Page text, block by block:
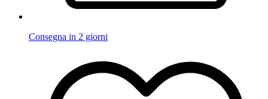
Consegna in 2 giorni